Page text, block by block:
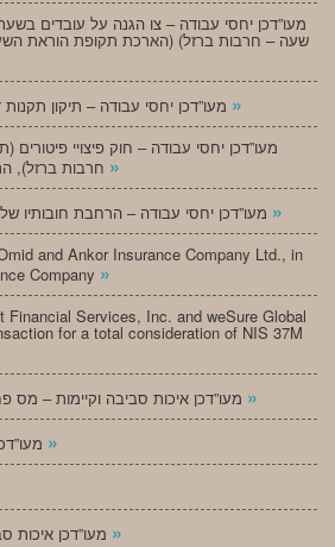
»
»
»
and Ankor Insurance Company Ltd., in
Company »
Financial Services, Inc. and weSure Global
for a total consideration of NIS 37M
»
»
»